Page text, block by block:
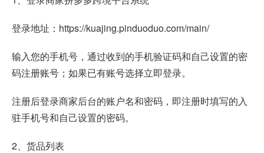
登录地址：https://kuajing.pinduoduo.com/main/
输入您的手机号，通过收到的手机验证码和自己设置的密
码注册账号；如果已有账号选择立即登录。
注册后登录商家后台的账户名和密码，即注册时填写的入
驻手机号和自己设置的密码。
2、货品列表